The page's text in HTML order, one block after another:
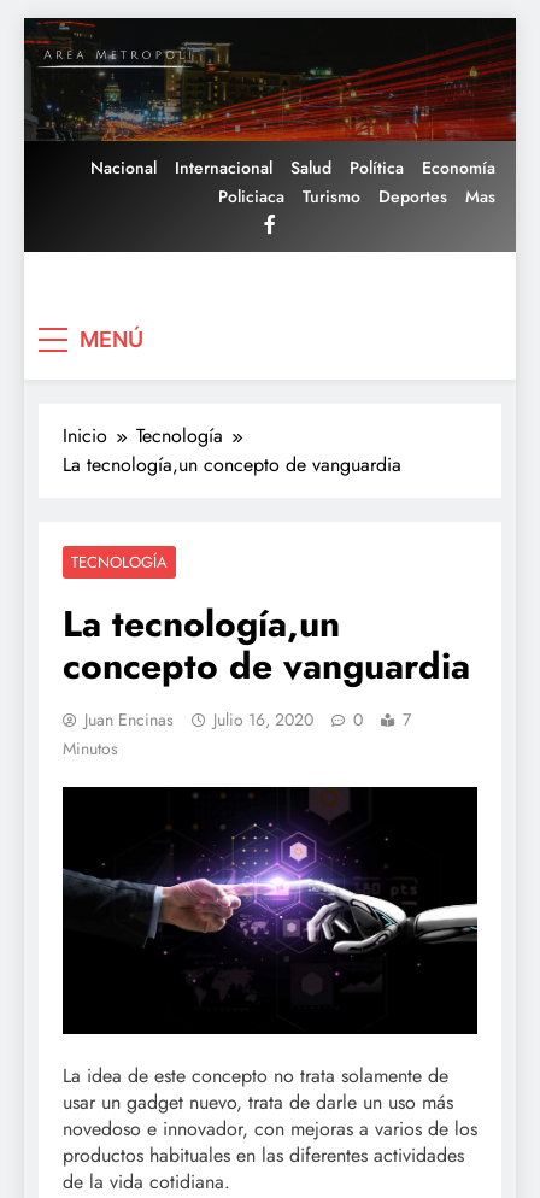
Saltar
al
contenido
Nacional Internacional Salud Política
Economía
Policiaca
Turismo Deportes Mas
MENÚ
Inicio
Tecnología
La tecnología,un concepto de vanguardia
TECNOLOGÍA
La tecnología,un
concepto de vanguardia
Juan Encinas Julio 16, 2020 0
7
Minutos
La idea de este concepto no trata solamente de
usar un gadget nuevo, trata de darle un uso más
novedoso e innovador, con mejoras a varios de los
productos habituales en las diferentes actividades
de la vida cotidiana.